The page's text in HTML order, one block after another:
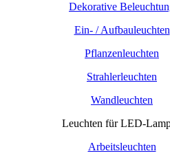
Dekorative
Ein- / Aufbauleuchten
Pflanzenleuchten
Strahlerleuchten
Wandleuchten
Leuchten für LED-
Arbeitsleuchten